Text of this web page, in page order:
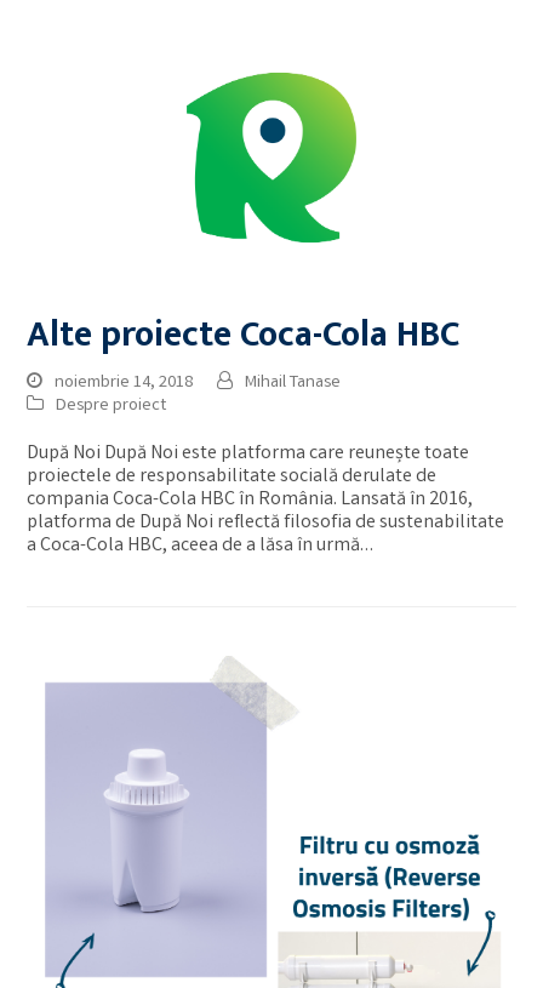
Alte proiecte Coca-Cola HBC
noiembrie 14, 2018
Mihail Tanase
Despre proiect
După Noi După Noi este platforma care reunește toate
proiectele de responsabilitate socială derulate de
compania Coca-Cola HBC în România. Lansată în 2016,
platforma de După Noi reflectă filosofia de sustenabilitate
a Coca-Cola HBC, aceea de a lăsa în urmă…